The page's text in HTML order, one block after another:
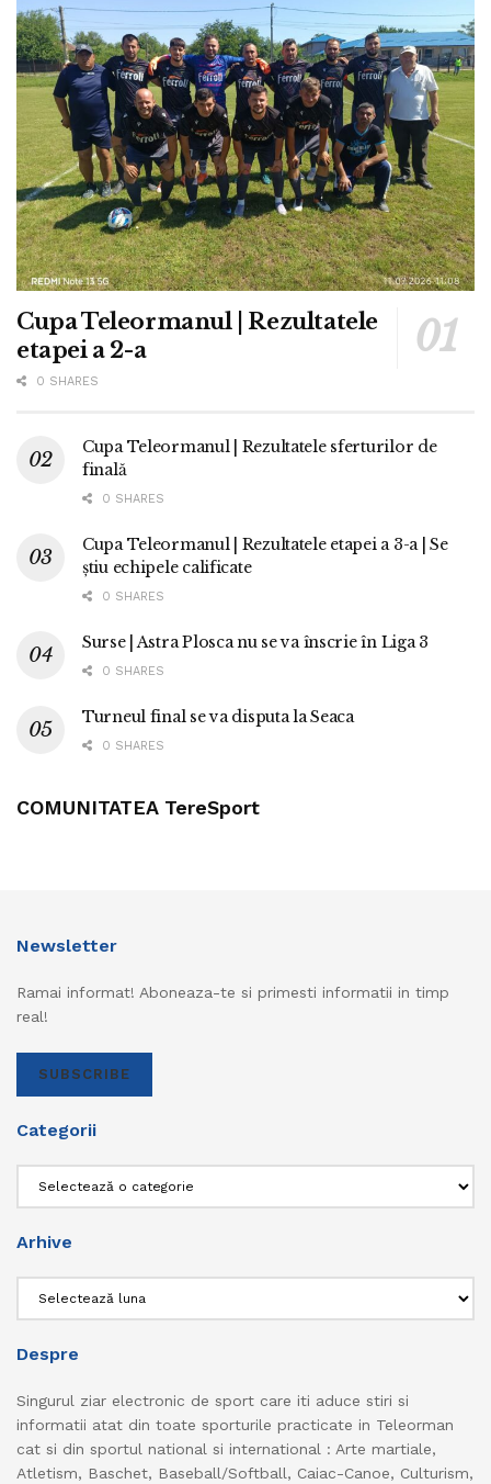
Cupa Teleormanul | Rezultatele
etapei a 2-a
0 SHARES
Cupa Teleormanul | Rezultatele sferturilor de
finală
0 SHARES
Cupa Teleormanul | Rezultatele etapei a 3-a | Se
știu echipele calificate
0 SHARES
Surse | Astra Plosca nu se va înscrie în Liga 3
0 SHARES
Turneul final se va disputa la Seaca
0 SHARES
COMUNITATEA TereSport
Newsletter
Ramai informat! Aboneaza-te si primesti informatii in timp
real!
SUBSCRIBE
Categorii
Arhive
Despre
Singurul ziar electronic de sport care iti aduce stiri si
informatii atat din toate sporturile practicate in Teleorman
cat si din sportul national si international : Arte martiale,
Atletism, Baschet, Baseball/Softball, Caiac-Canoe, Culturism,